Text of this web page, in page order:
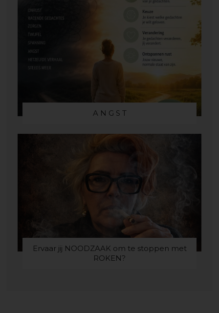
A N G S T
Ervaar jij NOODZAAK om te stoppen met
ROKEN?